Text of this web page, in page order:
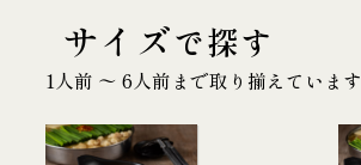
サイズで探す
1人前 〜 6人前まで取り揃えています